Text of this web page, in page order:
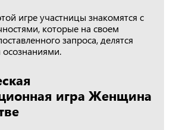
игре участницы знакомятся с
которые на своем
запроса, делятся
игра Женщина